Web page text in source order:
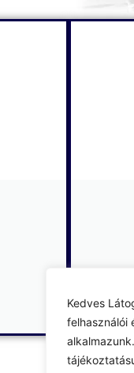
Kedves
felhasználói